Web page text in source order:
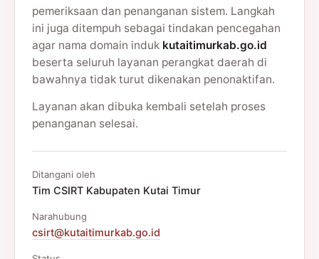
pemeriksaan dan penanganan sistem. Langkah
ini juga ditempuh sebagai tindakan pencegahan
agar nama domain induk kutaitimurkab.go.id
beserta seluruh layanan perangkat daerah di
bawahnya tidak turut dikenakan penonaktifan.
Layanan akan dibuka kembali setelah proses
penanganan selesai.
Ditangani oleh
Tim CSIRT Kabupaten Kutai Timur
Narahubung
csirt@kutaitimurkab.go.id